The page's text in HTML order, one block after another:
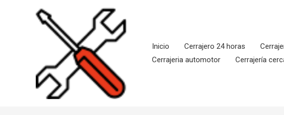
Inicio
Cerrajero 24 horas
Cerrajeria automotor
Cerrajería